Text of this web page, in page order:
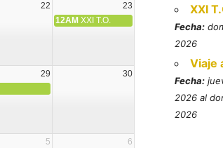
22
23
12AM XXI T.O.
29
30
5 6
XXI
Fecha:
2026
Viaje
Fecha:
2026 al
2026